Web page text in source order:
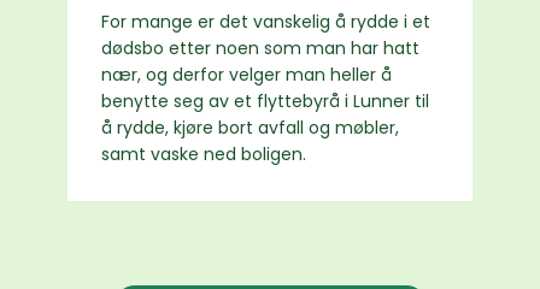
For mange er det vanskelig å rydde i et
dødsbo etter noen som man har hatt
nær, og derfor velger man heller å
benytte seg av et flyttebyrå i Lunner til
å rydde, kjøre bort avfall og møbler,
samt vaske ned boligen.